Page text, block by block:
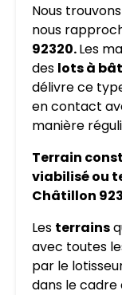
Nous
nous
92320.Les
des lots à
délivre ce
en contact
manière
Terrain
viabilisé ou
Châtillon
Les terrains
avec toutes
par le
dans le cadre